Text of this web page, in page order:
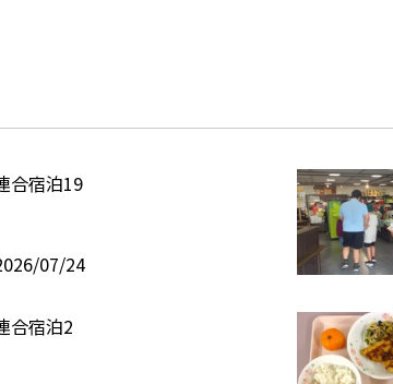
合宿泊19
07/24
合宿泊2